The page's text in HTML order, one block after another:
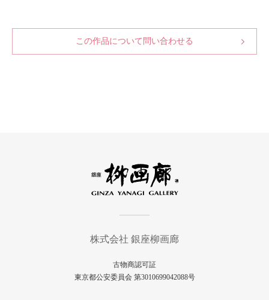
この作品について問い合わせる
株式会社 銀座柳画廊
古物商認可証
東京都公安委員会 第3010699042088号